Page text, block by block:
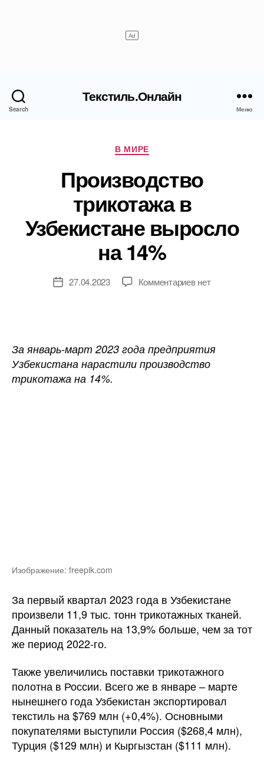
Search
Текстиль.Онлайн
Меню
Рубрики
В МИРЕ
Производство
трикотажа в
Узбекистане выросло
на 14%
Дата27.04.2023 Комментариевк
Узбекистане
на
нет
За январь-март 2023 года предприятия
Узбекистана нарастили производство
трикотажа на 14%.
Изображение: freepik.com
За первый квартал 2023 года в Узбекистане
произвели 11,9 тыс. тонн трикотажных тканей.
Данный показатель на 13,9% больше, чем за тот
же период 2022-го.
Также увеличились поставки трикотажного
полотна в России. Всего же в январе – марте
нынешнего года Узбекистан экспортировал
текстиль на $769 млн (+0,4%). Основными
покупателями выступили Россия ($268,4 млн),
Турция ($129 млн) и Кыргызстан ($111 млн).